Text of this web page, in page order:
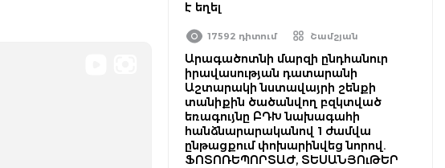
է եղել
17592 դիտում Շամշյան
Արագածոտնի մարզի ընդհանուր
իրավասության դատարանի
Աշտարակի նստավայրի շենքի
տանիքին ծածանվող բզկտված
եռագույնը ԲԴԽ նախագահի
հանձնարարականով 1 ժամվա
ընթացքում փոխարինվեց նորով.
ՖՈՏՈՌԵՊՈՐՏԱԺ, ՏԵՍԱՆՅՈւԹԵՐ